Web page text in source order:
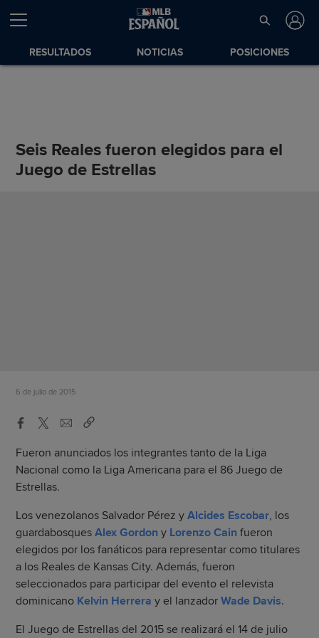
RESULTADOS NOTICIAS POSICIONES
Seis Reales fueron elegidos para el
Juego de Estrellas
6 de julio de 2015
Fueron anunciados los integrantes tanto de la Liga
Nacional como la Liga Americana para el 86 Juego de
Estrellas.
Los venezolanos Salvador Pérez yAlcides Escobar, los
guardabosquesAlex Gordon y Lorenzo Cain fueron
elegidos por los fanáticos para representar como titulares
a los Reales de Kansas City. Además, fueron
seleccionados para participar del evento el relevista
dominicano Kelvin Herrera y el lanzadorWade Davis.
El Juego de Estrellas del 2015 se realizará el 14 de julio